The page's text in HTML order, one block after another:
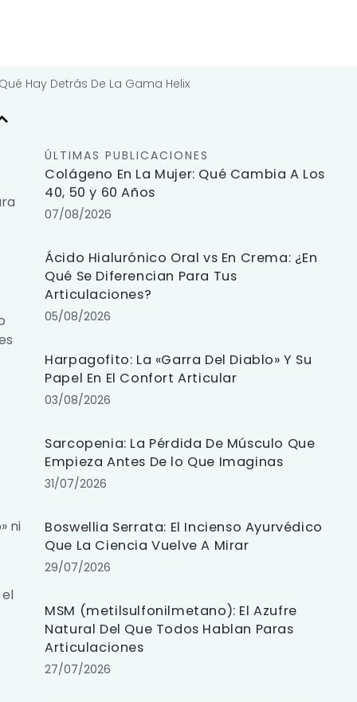
Hay Detrás De La Gama Helix
ni
ÚLTIMAS PUBLICACIONES
Colágeno En La Mujer: Qué Cambia A Los
40, 50 y 60 Años
07/08/2026
Ácido Hialurónico Oral vs En Crema: ¿En
Qué Se Diferencian Para Tus
Articulaciones?
05/08/2026
Harpagofito: La «Garra Del Diablo» Y Su
Papel En El Confort Articular
03/08/2026
Sarcopenia: La Pérdida De Músculo Que
Empieza Antes De lo Que Imaginas
31/07/2026
Boswellia Serrata: El Incienso Ayurvédico
Que La Ciencia Vuelve A Mirar
29/07/2026
MSM (metilsulfonilmetano): El Azufre
Natural Del Que Todos Hablan Paras
Articulaciones
27/07/2026